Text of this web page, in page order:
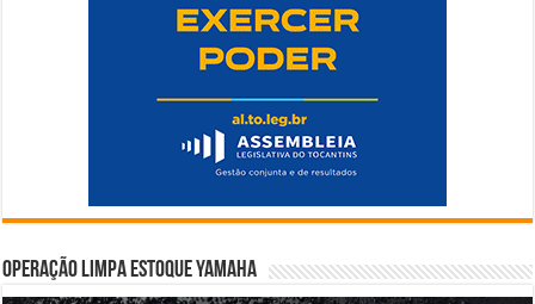
Operação Limpa Estoque Yamaha